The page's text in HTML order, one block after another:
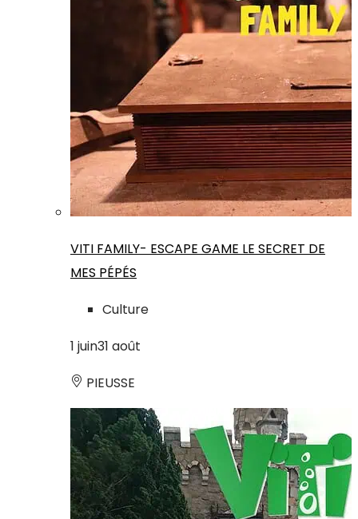
VITI FAMILY- ESCAPE GAME LE SECRET DE
MES PÉPÉS
Culture
1 juin31 août
PIEUSSE